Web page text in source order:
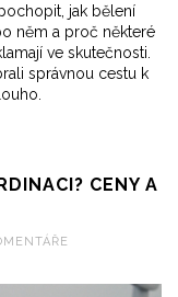
jak bělení
něm a proč některé
ve skutečnosti.
správnou cestu k
CENY A